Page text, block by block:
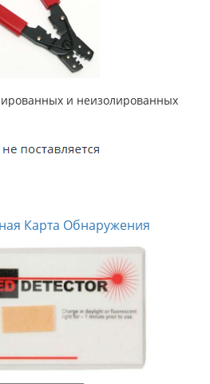
и неизолированных
Карта Обнаружения